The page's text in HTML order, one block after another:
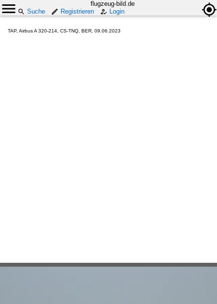
flugzeug-bild.de
Suche
Registrieren Login
TAP, Airbus A 320-214, CS-TNQ, BER, 09.06.2023